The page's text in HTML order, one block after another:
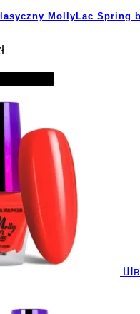
MollyLac Spring